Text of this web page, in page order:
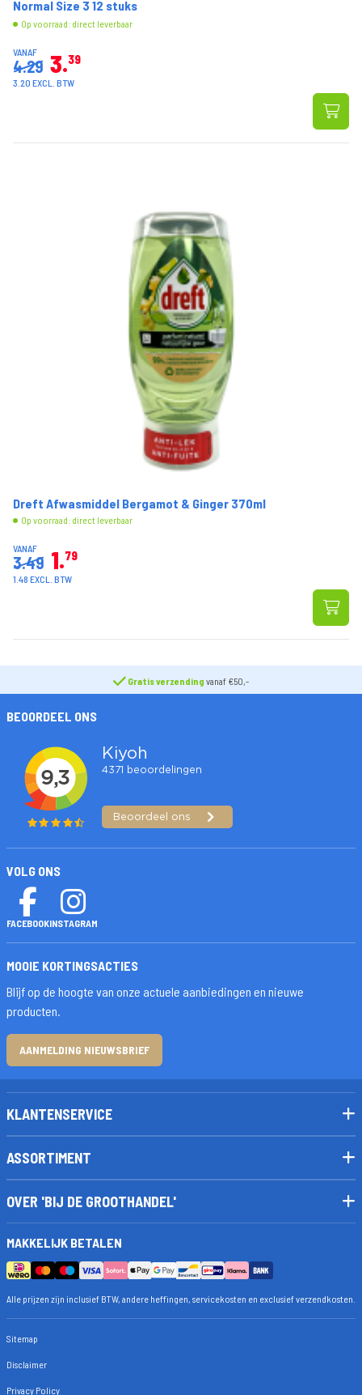
Normal Size 3 12 stuks
Op voorraad: direct leverbaar
VANAF
4.29 3 39
3.20 EXCL. BTW
Dreft Afwasmiddel Bergamot & Ginger 370ml
Op voorraad: direct leverbaar
VANAF
3.49 1 79
1.48 EXCL. BTW
Gratis verzending vanaf €50,-
BEOORDEEL ONS
VOLG ONS
FACEBOOKINSTAGRAM
MOOIE KORTINGSACTIES
Blijf op de hoogte van onze actuele aanbiedingen en nieuwe
producten.
AANMELDING NIEUWSBRIEF
KLANTENSERVICE
ASSORTIMENT
OVER 'BIJ DE GROOTHANDEL'
MAKKELIJK BETALEN
Alle prijzen zijn inclusief BTW, andere heffingen, servicekosten en exclusief verzendkosten.
Sitemap
Disclaimer
Privacy Policy